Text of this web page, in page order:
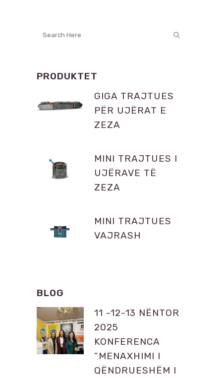
PRODUKTET
GIGA TRAJTUES
PËR UJËRAT E
ZEZA
MINI TRAJTUES I
UJËRAVE TË
ZEZA
MINI TRAJTUES
VAJRASH
BLOG
11 -12-13 NËNTOR
2025
KONFERENCA
“MENAXHIMI I
QËNDRUESHËM I